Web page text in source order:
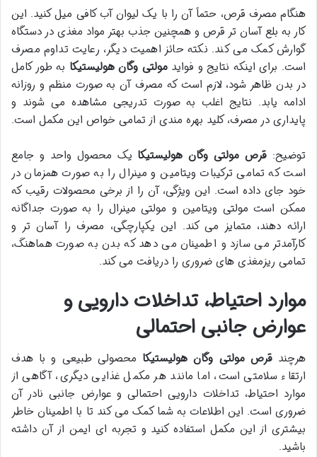
هنگام مصرف قرص، حتماً آن را با یک لیوان آب کافی میل کنید. این
کار به بلع آسان تر قرص و همچنین جذب بهتر مواد مغذی در دستگاه
گوارش کمک می کند. نکته حائز اهمیت دیگر، رعایت تداوم مصرف
است. برای اینکه نتایج و فوایدمولتی وگان هولیستیکا به طور کامل
در بدن ظاهر شود، لازم است که مصرف آن به صورت منظم و روزانه
ادامه یابد. نتایج اغلب به صورت تدریجی مشاهده می شوند و
پایداری در مصرف، کلید بهره مندی از تمامی خواص این مکمل است.
توضیح: قرص مولتی وگان هولیستیکا یک محصول واحد و جامع
است که تمامی ترکیبات ویتامین و مینرال را به صورت همزمان در
خود جای داده است. این ویژگی، آن را از برخی محصولات رقیب که
ممکن است مولتی ویتامین و مولتی مینرال را به صورت جداگانه
ارائه دهند، متمایز می کند. این یکپارچگی، مصرف را آسان تر و
کارآمدتر می سازد و اطمینان می دهد که بدن به صورت هماهنگ،
تمامی ریزمغذی های ضروری را دریافت می کند.
موارد احتیاط، تداخلات دارویی و
عوارض جانبی احتمالی
هرچندقرص مولتی وگان هولیستیکا محصولی طبیعی و با هدف
ارتقاء سلامتی است، اما مانند هر مکمل غذایی دیگری، آگاهی از
موارد احتیاط، تداخلات دارویی احتمالی و عوارض جانبی نادر آن
ضروری است. این اطلاعات به شما کمک می کند تا با اطمینان خاطر
بیشتری از این مکمل استفاده کنید و تجربه ای ایمن از آن داشته
باشید.